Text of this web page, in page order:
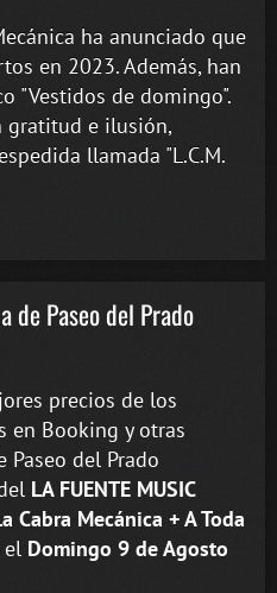
ha anunciado que
en 2023. Además, han
"Vestidos de domingo".
gratitud e ilusión,
llamada "L.C.M.
de Paseo del Prado
precios de los
en Booking y otras
del Prado
LA FUENTE MUSIC
Cabra Mecánica + A Toda
el Domingo 9 de Agosto